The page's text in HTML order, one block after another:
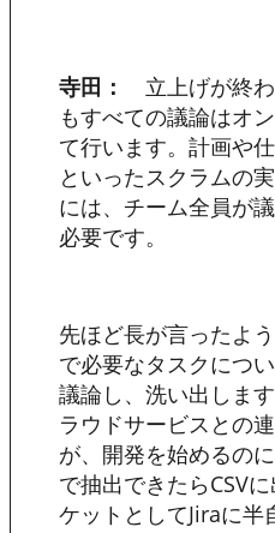
寺田：
立上げが終
もすべての議論はオ
て行います。計画や
といったスクラムの
には、チーム全員が
必要です。
先ほど長が言ったよ
で必要なタスクにつ
議論し、洗い出しま
ラウドサービスとの
が、開発を始めるの
で抽出できたらCSV
ケットとしてJiraに半